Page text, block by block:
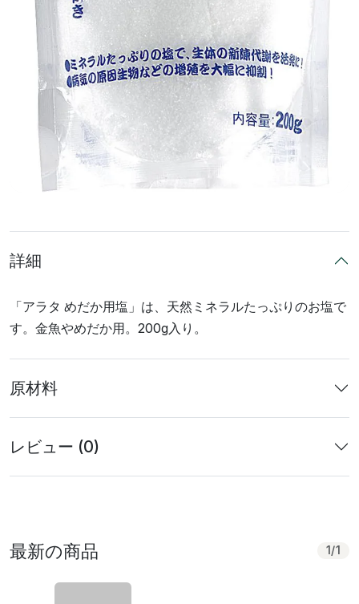
詳細
「アラタ めだか用塩」は、天然ミネラルたっぷりのお塩で
す。金魚やめだか用。200g入り。
原材料
レビュー (0)
最新の商品 1 /1